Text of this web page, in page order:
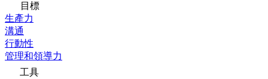
目標
生產力
溝通
行動性
管理和領導力
工具